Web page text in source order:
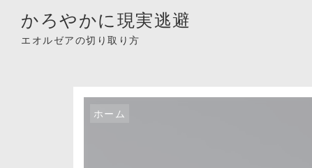
かろやかに現実逃避
エオルゼアの切り取り方
ホーム